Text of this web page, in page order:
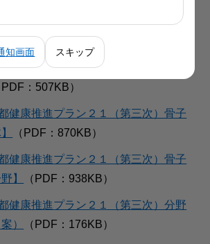
康推進プラン２１（第三次）の方向
スケジュール
（PDF：792KB)
康推進プラン２１（第三次）の構成
PDF：507KB）
健康推進プラン２１（第三次）骨子
（PDF：870KB）
健康推進プラン２１（第三次）骨子
】
（PDF：938KB）
健康推進プラン２１（第三次）分野
）
（PDF：176KB）
知画面 スキップ